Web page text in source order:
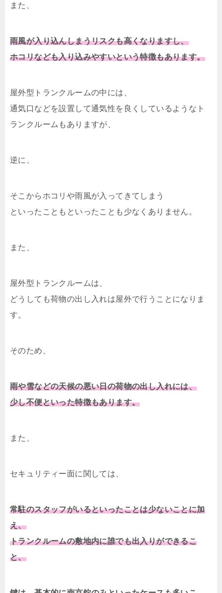
また、
雨風が入り込んしまうリスクも高くなりますし、
ホコリなども入り込みやすいという特徴もあります。
屋外型トランクルームの中には、
通気口などを設置して通気性を良くしているようなト
ランクルームもありますが、
逆に、
そこからホコリや雨風が入ってきてしまう
といったこともといったことも少なくありません。
また、
屋外型トランクルームは、
どうしても荷物の出し入れは屋外で行うことになりま
す。
そのため、
雨や雪などの天候の悪い日の荷物の出し入れには、
少し不便といった特徴もあります。
また、
セキュリティー面に関しては、
常駐のスタッフがいるといったことは少ないことに加
え、
トランクルームの敷地内に誰でも出入りができるこ
と、